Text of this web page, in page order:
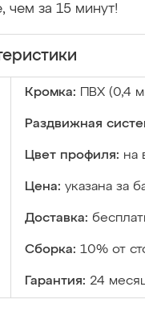
чем за 15 минут!
Кромка: ПВХ (0,4
Раздвижная
Цвет профиля: на
Цена: указана за
Доставка:
Сборка: 10% от
Гарантия: 24